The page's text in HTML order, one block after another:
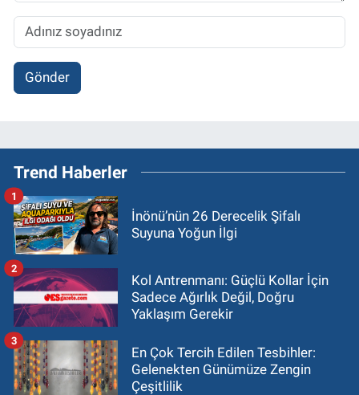
Gönder
Trend Haberler
İnönü’nün 26 Derecelik Şifalı
Suyuna Yoğun İlgi
1
Kol Antrenmanı: Güçlü Kollar İçin
Sadece Ağırlık Değil, Doğru
Yaklaşım Gerekir
2
En Çok Tercih Edilen Tesbihler:
Gelenekten Günümüze Zengin
Çeşitlilik
3